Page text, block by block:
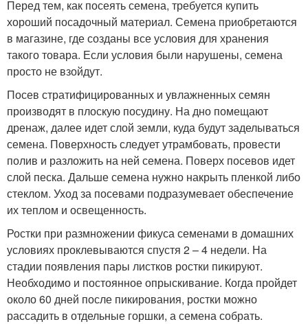
Перед тем, как посеять семена, требуется купить
хороший посадочный материал. Семена приобретаются
в магазине, где созданы все условия для хранения
такого товара. Если условия были нарушены, семена
просто не взойдут.
Посев стратифицированных и увлажненных семян
производят в плоскую посудину. На дно помещают
дренаж, далее идет слой земли, куда будут заделываться
семена. Поверхность следует утрамбовать, провести
полив и разложить на ней семена. Поверх посевов идет
слой песка. Дальше семена нужно накрыть пленкой либо
стеклом. Уход за посевами подразумевает обеспечение
их теплом и освещенность.
Ростки при размножении фикуса семенами в домашних
условиях проклевываются спустя 2 – 4 недели. На
стадии появления пары листков ростки пикируют.
Необходимо и постоянное опрыскивание. Когда пройдет
около 60 дней после пикирования, ростки можно
рассадить в отдельные горшки, а семена собрать.